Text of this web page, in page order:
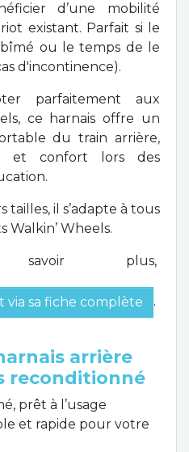
d’une mobilité
existant. Parfait si le
ou le temps de le
d'incontinence).
parfaitement aux
ce harnais offre un
du train arrière,
et confort lors des
tailles, il s’adapte à tous
Walkin’ Wheels.
plus,
sa fiche complète .
arrière
reconditionné
prêt à l’usage
et rapide pour votre